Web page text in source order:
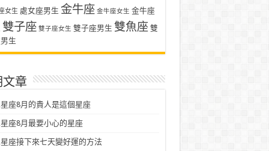
女生 處女座男生 金牛座 金牛座女生 金牛座
雙子座 雙子座女生 雙子座男生 雙魚座 雙
生
文章
座8月的貴人是這個星座
座8月最要小心的星座
座接下來七天變好運的方法